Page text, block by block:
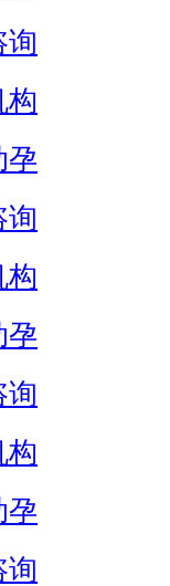
询
构
孕
询
构
孕
询
构
孕
询